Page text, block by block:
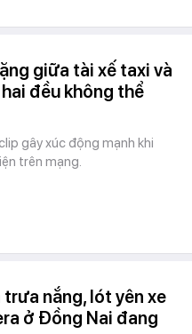
giữa tài xế taxi và
đều không thể
gây xúc động mạnh khi
trên mạng.
nắng, lót yên xe
ở Đồng Nai đang